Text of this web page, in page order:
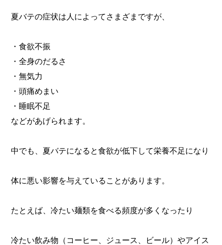
夏バテの症状は人によってさまざまですが、
・食欲不振
・全身のだるさ
・無気力
・頭痛めまい
・睡眠不足
などがあげられます。
中でも、夏バテになると食欲が低下して栄養不足になり
体に悪い影響を与えていることがあります。
たとえば、冷たい麺類を食べる頻度が多くなったり
冷たい飲み物（コーヒー、ジュース、ビール）やアイス